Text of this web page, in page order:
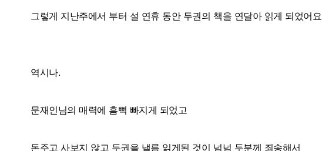
그렇게 지난주에서 부터 설 연휴 동안 두권의 책을 연달아 읽게 되었어요
역시나.
문재인님의 매력에 흠뻑 빠지게 되었고
돈주고 사보지 않고 두권을 낼름 읽게된 것이 넘넘 두분께 죄송해서